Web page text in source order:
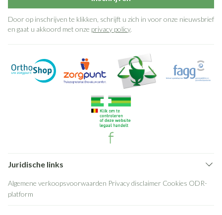
Door op inschrijven te klikken, schrijft u zich in voor onze nieuwsbrief
en gaat u akkoord met onze privacy policy.
Juridische links
Algemene verkoopsvoorwaarden Privacy disclaimer Cookies ODR-
platform